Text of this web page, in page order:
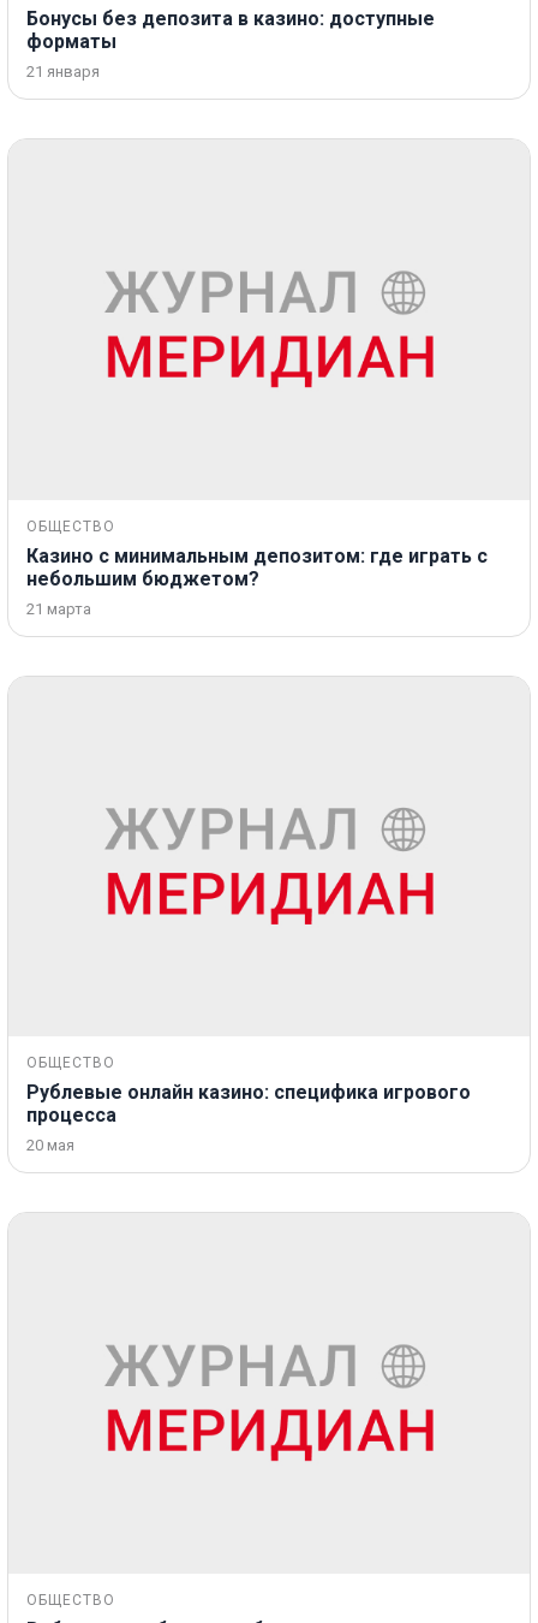
Бонусы без депозита в казино: доступные
форматы
21 января
ОБЩЕСТВО
Казино с минимальным депозитом: где играть с
небольшим бюджетом?
21 марта
ОБЩЕСТВО
Рублевые онлайн казино: специфика игрового
процесса
20 мая
ОБЩЕСТВО